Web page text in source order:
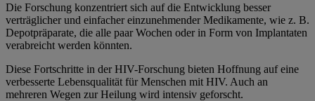
Die Forschung konzentriert sich auf die Entwicklung besser
verträglicher und einfacher einzunehmender Medikamente, wie z. B.
Depotpräparate, die alle paar Wochen oder in Form von Implantaten
verabreicht werden könnten.
Diese Fortschritte in der HIV-Forschung bieten Hoffnung auf eine
verbesserte Lebensqualität für Menschen mit HIV. Auch an
mehreren Wegen zur Heilung wird intensiv geforscht.